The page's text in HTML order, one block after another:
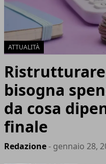
ATTUALITÀ
bisogna
da cosa
finale
Redazione- gennaio 28,